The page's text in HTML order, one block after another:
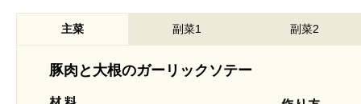
主菜 副菜1 副菜2
豚肉と大根のガーリックソテー